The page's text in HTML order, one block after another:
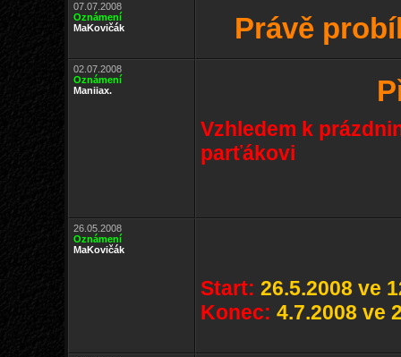
07.07.2008
Oznámení
MaKovičák
Právě
02.07.2008
Oznámení
Maniiax.
Vzhledem k
parťákovi
26.05.2008
Oznámení
MaKovičák
Start: 26.5.2008 ve
Konec: 4.7.2008 ve